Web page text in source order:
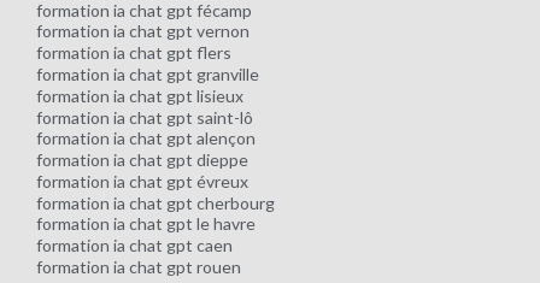
formation ia chat gpt fécamp
formation ia chat gpt vernon
formation ia chat gpt flers
formation ia chat gpt granville
formation ia chat gpt lisieux
formation ia chat gpt saint-lô
formation ia chat gpt alençon
formation ia chat gpt dieppe
formation ia chat gpt évreux
formation ia chat gpt cherbourg
formation ia chat gpt le havre
formation ia chat gpt caen
formation ia chat gpt rouen